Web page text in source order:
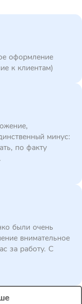
оформление
к клиентам)
минус:
по факту
были очень
внимательное
за работу. С